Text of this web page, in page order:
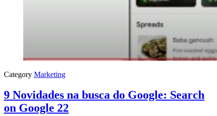
Category Marketing
9 Novidades na busca do Google: Search
on Google 22